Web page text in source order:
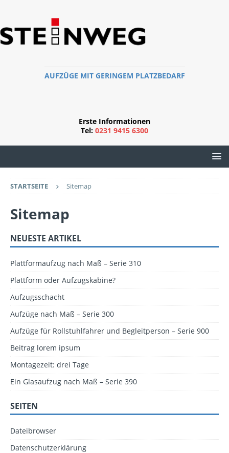
AUFZÜGE MIT GERINGEM PLATZBEDARF
Erste Informationen
Tel: 0231 9415 6300
STARTSEITE Sitemap
Sitemap
NEUESTE ARTIKEL
Plattformaufzug nach Maß – Serie 310
Plattform oder Aufzugskabine?
Aufzugsschacht
Aufzüge nach Maß – Serie 300
Aufzüge für Rollstuhlfahrer und Begleitperson – Serie 900
Beitrag lorem ipsum
Montagezeit: drei Tage
Ein Glasaufzug nach Maß – Serie 390
SEITEN
Dateibrowser
Datenschutzerklärung